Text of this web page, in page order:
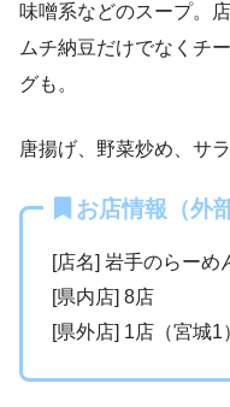
味噌系などのスープ。
ムチ納豆だけでなくチ
グも。
唐揚げ、野菜炒め、サ
お店情報（外
[店名] 岩手のらーめ
[県内店] 8店
[県外店] 1店（宮城1